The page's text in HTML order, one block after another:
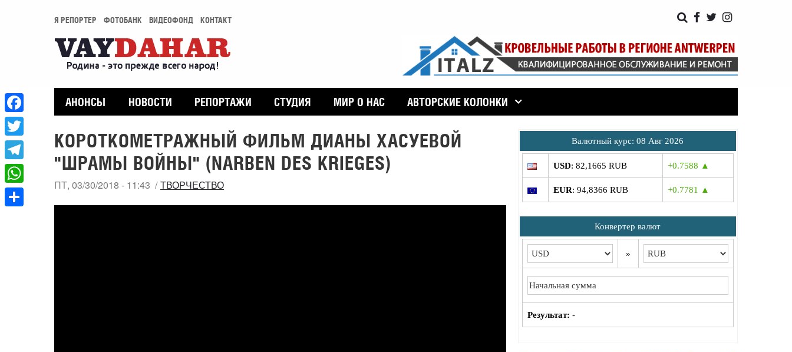
Я РЕПОРТЕР ФОТОБАНК ВИДЕОФОНД КОНТАКТ
АНОНСЫ НОВОСТИ РЕПОРТАЖИ СТУДИЯ МИР О НАС АВТОРСКИЕ КОЛОНКИ
КОРОТКОМЕТРАЖНЫЙ ФИЛЬМ ДИАНЫ ХАСУЕВОЙ
"ШРАМЫ ВОЙНЫ" (NARBEN DES KRIEGES)
ПТ, 03/30/2018 - 11:43 ТВОРЧЕСТВО
Facebook
Twitter
Telegram
WhatsApp
Bалютный курс: 08 Авг 2026
USD: 82,1665 RUB +0.7588 ▲
EUR: 94,8366 RUB +0.7781 ▲
Конвертер валют
»
Результат: -